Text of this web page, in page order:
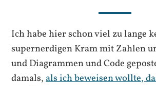
Ich habe hier schon viel zu lange
supernerdigen Kram mit Zahlen
und Diagrammen und Code
damals,als ich beweisen wollte,